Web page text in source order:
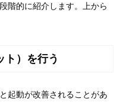
階的に紹介します。上から
ト）を行う
起動が改善されることがあ